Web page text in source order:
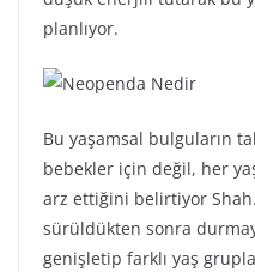
planlıyor.
Bu yaşamsal bulguların
bebekler için değil, her
arz ettiğini belirtiyor
sürüldükten sonra
genişletip farklı yaş